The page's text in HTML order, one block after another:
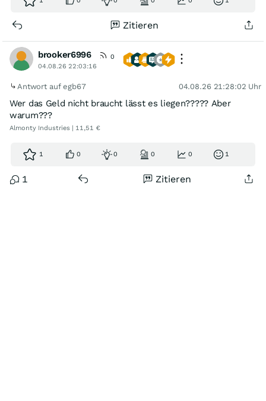
Zitieren
brooker6996
0
04.08.26 22:03:16
Antwort auf egb67 04.08.26 21:28:02 Uhr
Wer das Geld nicht braucht lässt es liegen????? Aber
warum???
Almonty Industries | 11,51 €
1 0 0 0 0 1
1 Zitieren